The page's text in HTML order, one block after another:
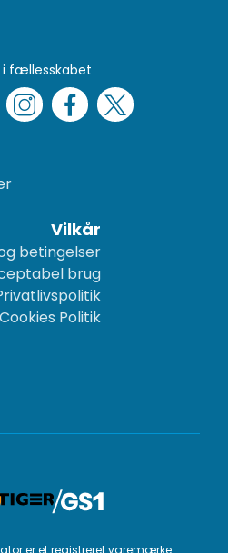
i fællesskabet
Vilkår
betingelser
brug
Cookies Politik
er et registreret varemærke